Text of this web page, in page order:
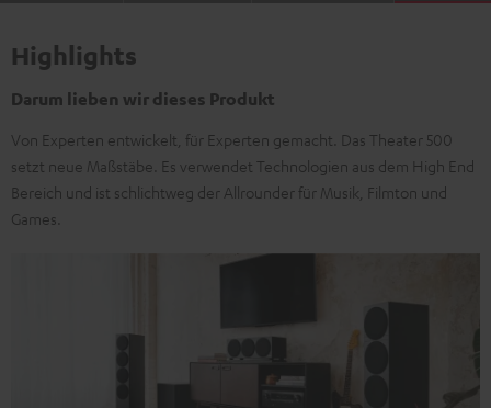
Highlights
Darum lieben wir dieses Produkt
Von Experten entwickelt, für Experten gemacht. Das Theater 500
setzt neue Maßstäbe. Es verwendet Technologien aus dem High End
Bereich und ist schlichtweg der Allrounder für Musik, Filmton und
Games.